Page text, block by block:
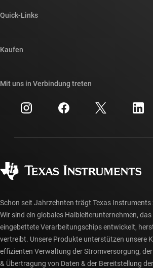
Newsroom
Investorenbeziehungen
Fertigung
Quick-Links
Querverweis-Suche
Kundensupportzentrum
myTI-Konto FAQs
Kaufen
Häufig gestellte Fragen zu Bestellungen
Mit uns in Verbindung treten
Schon seit Jahrzehnten trägt Texas
Wir sind ein globales Halbleiterunternehmen, das
eingebettete Verarbeitungschips entwickelt,
vertreibt. Unsere Produkte unterstützen unsere
effizienten Verwaltung der Stromversorgung,
& Übertragung von Daten & der Bereitstellung